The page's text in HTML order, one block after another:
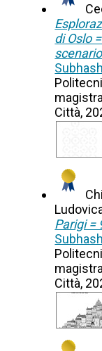
di Oslo
Città,
Parigi =
Città,